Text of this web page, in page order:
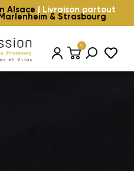
Alsace | Livraison partout
& Strasbourg
0